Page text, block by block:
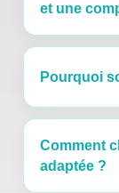
et une
Pourquoi
Comment
adaptée ?